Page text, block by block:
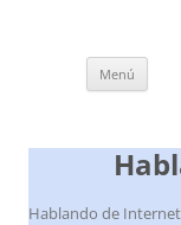
Hablando de
Menú